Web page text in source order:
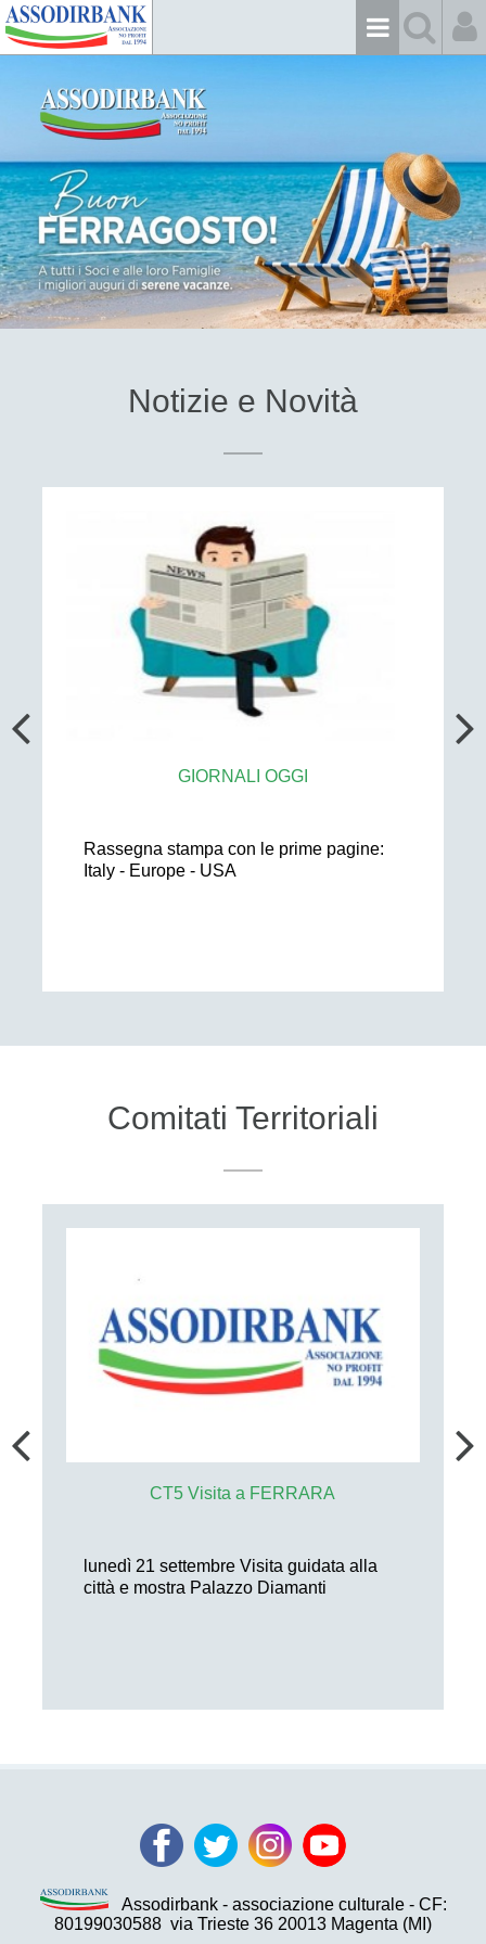
Notizie e Novità
GIORNALI OGGI
Rassegna stampa con le prime pagine:
Italy - Europe - USA
Comitati Territoriali
CT5 Visita a FERRARA
lunedì 21 settembre Visita guidata alla
città e mostra Palazzo Diamanti
Assodirbank - associazione culturale - CF:
80199030588 via Trieste 36 20013 Magenta (MI)